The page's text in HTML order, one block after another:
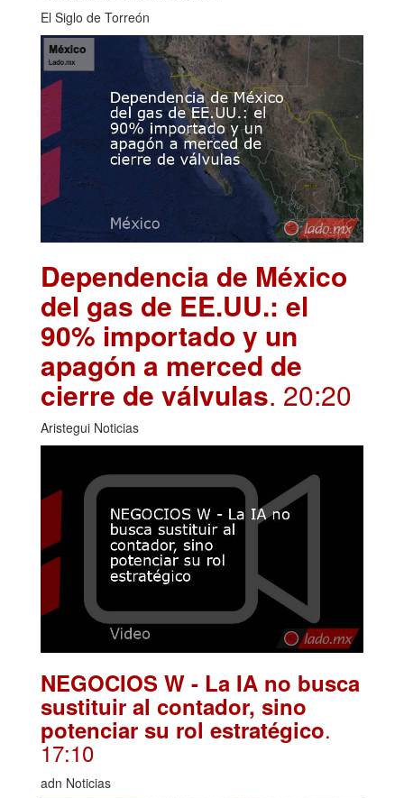
El Siglo de Torreón
Dependencia de México
del gas de EE.UU.: el
90% importado y un
apagón a merced de
cierre de válvulas. 20:20
Aristegui Noticias
NEGOCIOS W - La IA no busca
sustituir al contador, sino
potenciar su rol estratégico.
17:10
adn Noticias